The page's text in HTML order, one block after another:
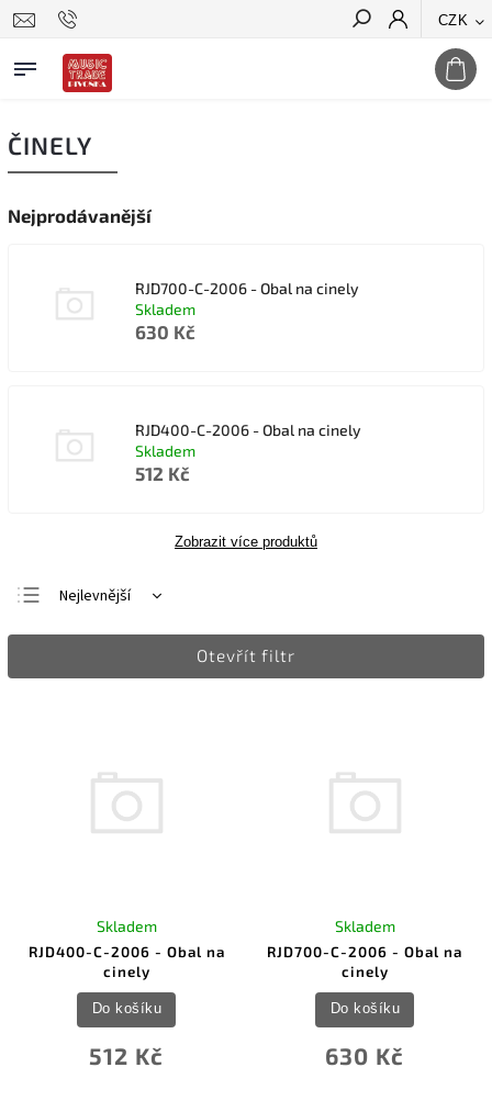
CZK
Hledat
ČINELY
Nejprodávanější
RJD700-C-2006 - Obal na cinely
Skladem
630 Kč
RJD400-C-2006 - Obal na cinely
Skladem
512 Kč
Zobrazit více produktů
Nejlevnější
Nejdražší
Otevřít filtr
RJD400-C-2006 - Obal na
cinely
Skladem
512 Kč
Do košíku
RJD700-C-2006 - Obal na
cinely
Skladem
630 Kč
Do košíku